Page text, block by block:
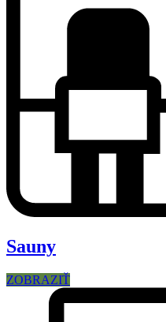
Sauny
ZOBRAZIŤ